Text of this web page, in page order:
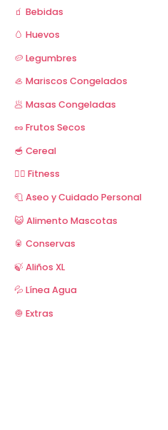
🧃 Bebidas
🥚 Huevos
🥔 Legumbres
🦪 Mariscos Congelados
🥟 Masas Congeladas
🥜 Frutos Secos
🥣 Cereal
🏋️‍♂️ Fitness
🧻 Aseo y Cuidado Personal
😺 Alimento Mascotas
🥫 Conservas
🍃 Aliños XL
💦 Línea Agua
🧅 Extras